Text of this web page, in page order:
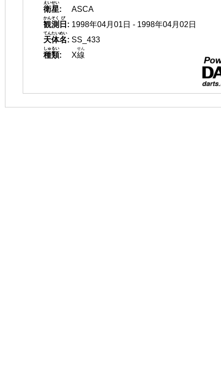
衛星
えいせい
:
ASCA
観測
かんそく
日
び
: 1998年04月01日 - 1998年04月02日
天体名
てんたいめい
: SS_433
種類
しゅるい
: X線
せん